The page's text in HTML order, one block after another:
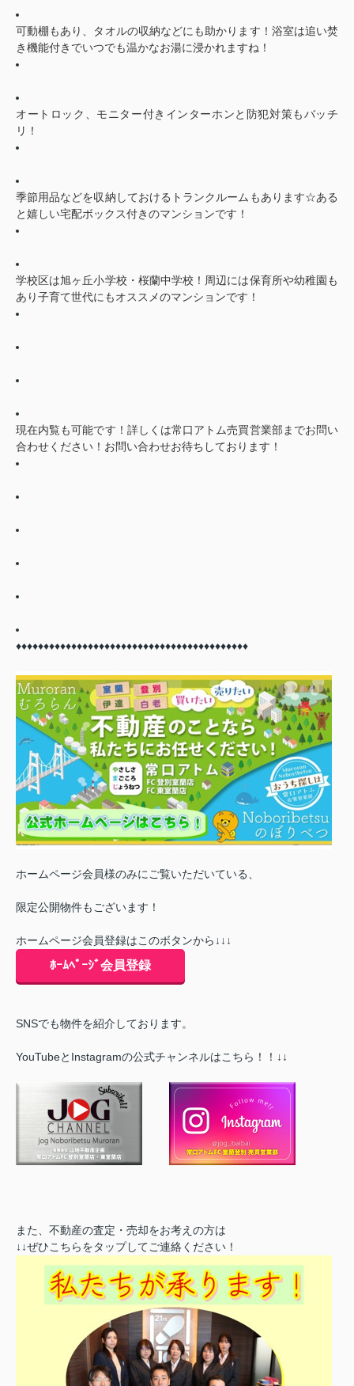
可動棚もあり、タオルの収納などにも助かります！浴室は追い焚
き機能付きでいつでも温かなお湯に浸かれますね！
オートロック、モニター付きインターホンと防犯対策もバッチ
リ！
季節用品などを収納しておけるトランクルームもあります☆ある
と嬉しい宅配ボックス付きのマンションです！
学校区は旭ヶ丘小学校・桜蘭中学校！周辺には保育所や幼稚園も
あり子育て世代にもオススメのマンションです！
現在内覧も可能です！詳しくは常口アトム売買営業部までお問い
合わせください！お問い合わせお待ちしております！
♦♦♦♦♦♦♦♦♦♦♦♦♦♦♦♦♦♦♦♦♦♦♦♦♦♦♦♦♦♦♦♦♦♦♦♦♦♦♦♦♦♦
ホームページ会員様のみにご覧いただいている、
限定公開物件もございます！
ホームページ会員登録はこのボタンから↓↓↓
ﾎｰﾑﾍﾟｰｼﾞ会員登録
SNSでも物件を紹介しております。
YouTubeとInstagramの公式チャンネルはこちら！！↓↓
また、不動産の査定・売却をお考えの方は
↓↓ぜひこちらをタップしてご連絡ください！